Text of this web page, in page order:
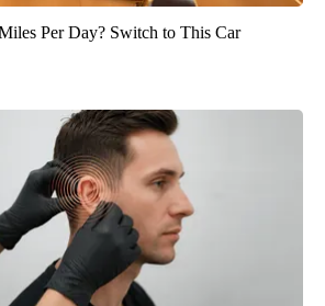
Per Day? Switch to This Car